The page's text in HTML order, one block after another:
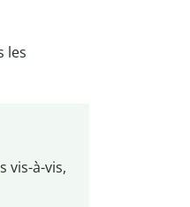
les
vis-à-vis,